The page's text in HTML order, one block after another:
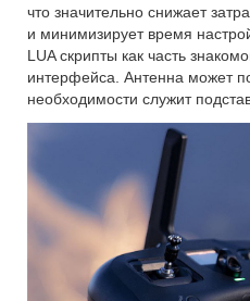
что значительно снижает
и минимизирует время
LUA скрипты как часть
интерфейса. Антенна может
необходимости служит